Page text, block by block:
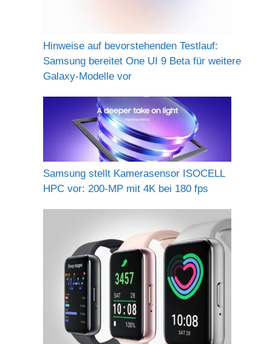
Hinweise auf bevorstehenden Testlauf:
Samsung bereitet One UI 9 Beta für weitere
Galaxy-Modelle vor
Samsung stellt Kamerasensor ISOCELL
HPC vor: 200-MP mit 4K bei 180 fps